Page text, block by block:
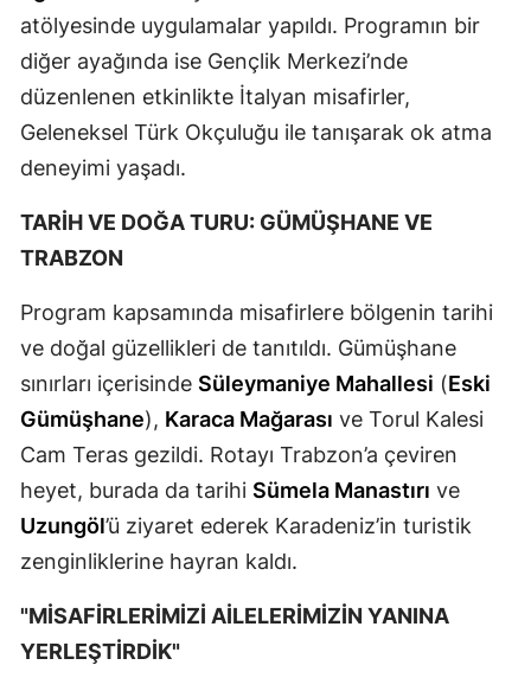
Tunceli
Şanlıurfa
Uşak
Yozgat
Aksaray
Bayburt
Karaman
Kırıkkale
Bartın
atölyesinde uygulamalar yapıldı. Programın bir
diğer ayağında ise Gençlik Merkezi’nde
düzenlenen etkinlikte İtalyan misafirler,
Geleneksel Türk Okçuluğu ile tanışarak ok atma
deneyimi yaşadı.
TARİH VE DOĞA TURU: GÜMÜŞHANE VE
TRABZON
Program kapsamında misafirlere bölgenin tarihi
ve doğal güzellikleri de tanıtıldı. Gümüşhane
sınırları içerisinde Süleymaniye Mahallesi (Eski
Gümüşhane), Karaca Mağarası ve Torul Kalesi
Cam Teras gezildi. Rotayı Trabzon’a çeviren
heyet, burada da tarihi Sümela Manastırı ve
Uzungöl’ü ziyaret ederek Karadeniz’in turistik
zenginliklerine hayran kaldı.
"MİSAFİRLERİMİZİ AİLELERİMİZİN YANINA
YERLEŞTİRDİK"